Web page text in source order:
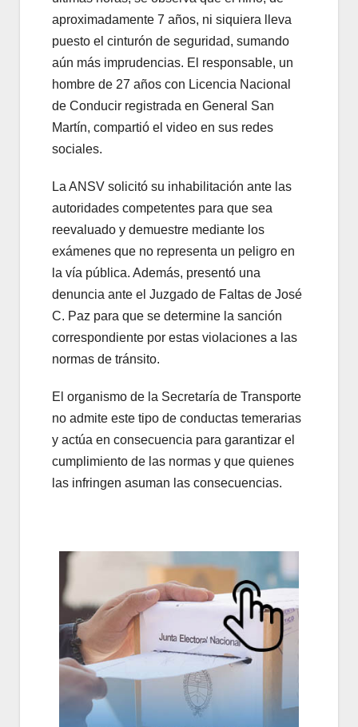
aproximadamente 7 años, ni siquiera lleva
puesto el cinturón de seguridad, sumando
aún más imprudencias. El responsable, un
hombre de 27 años con Licencia Nacional
de Conducir registrada en General San
Martín, compartió el video en sus redes
sociales.
La ANSV solicitó su inhabilitación ante las
autoridades competentes para que sea
reevaluado y demuestre mediante los
exámenes que no representa un peligro en
la vía pública. Además, presentó una
denuncia ante el Juzgado de Faltas de José
C. Paz para que se determine la sanción
correspondiente por estas violaciones a las
normas de tránsito.
El organismo de la Secretaría de Transporte
no admite este tipo de conductas temerarias
y actúa en consecuencia para garantizar el
cumplimiento de las normas y que quienes
las infringen asuman las consecuencias.